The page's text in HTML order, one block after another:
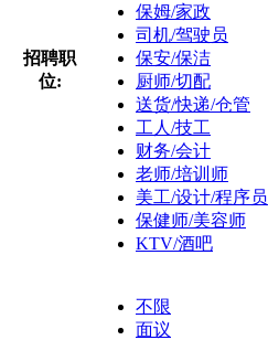
招聘职
位:
保姆/家政
司机/驾驶员
保安/保洁
厨师/切配
送货/快递/仓管
工人/技工
财务/会计
老师/培训师
美工/设计/程序员
保健师/美容师
KTV/酒吧
不限
面议